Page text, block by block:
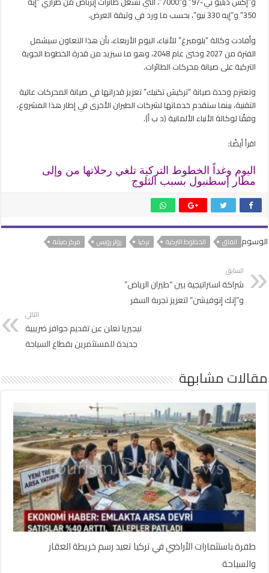
صيانة
في
تركيا
مغلقة
350” و”إيه 330 نيو”، بحسب ما ورد في وثيقة العرض.
وأفادت وكالة “بلومبرغ” للأنباء، اليوم الأربعاء، بأن هذا التعاون سيشمل
الفترة من 2027 وحتى عام 2048، وهو ما سيزيد من قدرة الخطوط الجوية
التركية على صيانة محركات الطائرات.
وتعتزم وحدة صيانة “تركيش تكنيك” تعزيز قدراتها في صيانة المحركات عالية
التقنية، بينما ستقدم خدماتها لشركات الطيران الأخرى في إطار هذا المشروع،
وفقًا لوكالة الأنباء الألمانية (د ب أ).
اقرأ أيضًا:
اليوم وغداً الخطوط التركية تلغي رحلاتها من وإلى
مطار إسطنبول بسبب الثلوج
الوسوم اتفاق الخطوط التركية تركيا رولز رويس مركز صيانة
السابق
شراكة استراتيجية بين “طيران الرياض”
و”إنك إنوفيشن” لتعزيز تجربة السفر
التالي
نيجيريا تعلن عن تقديم حوافز ضريبية
جديدة للمستثمرين بقطاع السياحة
مقالات مشابهة
طفرة باستثمارات الأراضي في تركيا تعيد رسم خريطة العقار
والسياحة